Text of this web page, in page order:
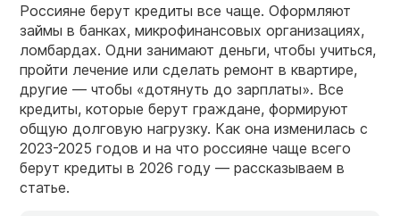
Россияне берут кредиты все чаще. Оформляют
займы в банках, микрофинансовых организациях,
ломбардах. Одни занимают деньги, чтобы учиться,
пройти лечение или сделать ремонт в квартире,
другие — чтобы «дотянуть до зарплаты». Все
кредиты, которые берут граждане, формируют
общую долговую нагрузку. Как она изменилась с
2023-2025 годов и на что россияне чаще всего
берут кредиты в 2026 году — рассказываем в
статье.